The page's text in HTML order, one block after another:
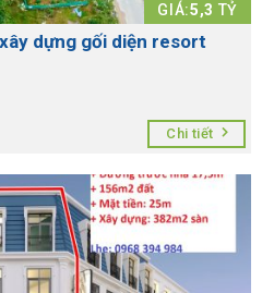
GIÁ:5,3 TỶ
dựng gối diện resort
Chi tiết